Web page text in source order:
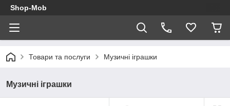
Shop-Mob
Товари та послуги Музичні іграшки
Музичні іграшки